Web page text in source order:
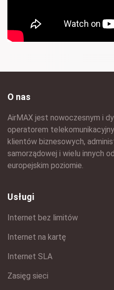
O nas
AirMAX jest nowoczesnym i
operatorem
klientów biznesowych,
samorządowej i wielu innych
europejskim poziomie.
Usługi
Internet bez limitów
Internet na kartę
Internet SLA
Zasięg sieci